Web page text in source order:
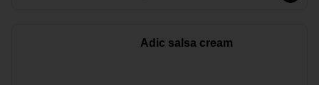
Adic salsa cream